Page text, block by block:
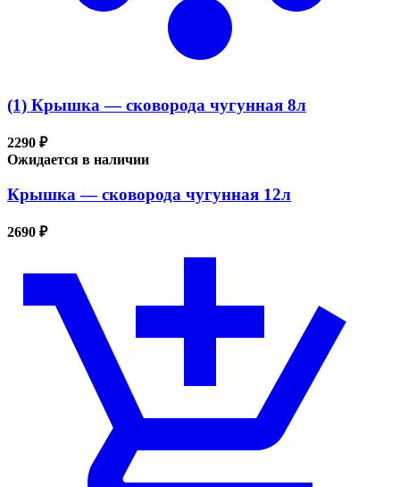
(1) Крышка — сковорода чугунная 8л
2290 ₽
Ожидается в наличии
Крышка — сковорода чугунная 12л
2690 ₽